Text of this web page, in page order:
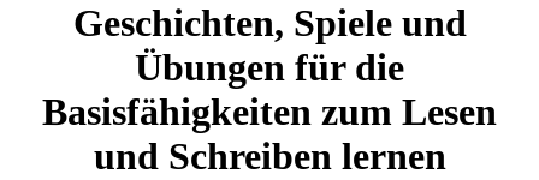
Geschichten, Spiele und
Übungen für die
Basisfähigkeiten zum Lesen
und Schreiben lernen